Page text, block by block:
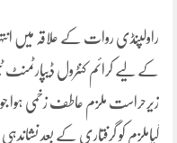
راولپنڈی روات کے علاقہ میں
کے لیے کرائم کنٹرول
زیرحراست ملزم عاطف زخمی ہوا
گیاملزم کو گرفتاری کے بعد